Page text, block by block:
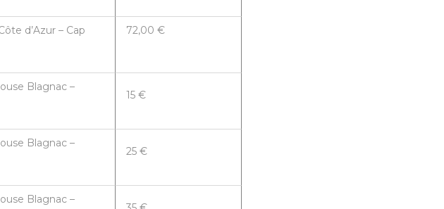
d’Azur – Cap
72,00 €
Blagnac –
15 €
Blagnac –
25 €
Blagnac –